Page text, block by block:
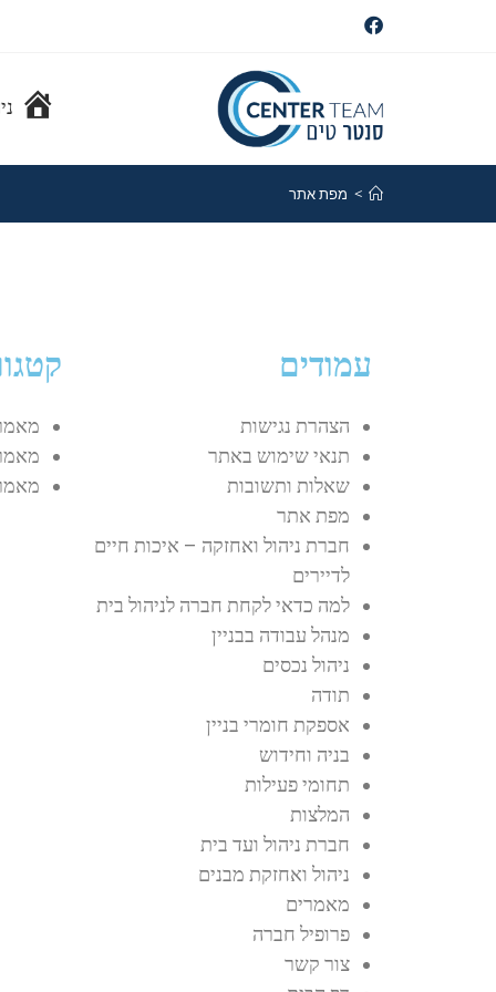
> מפת אתר
עמודים
הצהרת נגישות
תנאי שימוש באתר
שאלות ותשובות
מפת אתר
חברת ניהול ואחזקה – איכות חיים
לדיירים
למה כדאי לקחת חברה לניהול בית
מנהל עבודה בבניין
ניהול נכסים
תודה
אספקת חומרי בניין
בניה וחידוש
תחומי פעילות
המלצות
חברת ניהול ועד בית
ניהול ואחזקת מבנים
מאמרים
פרופיל חברה
צור קשר